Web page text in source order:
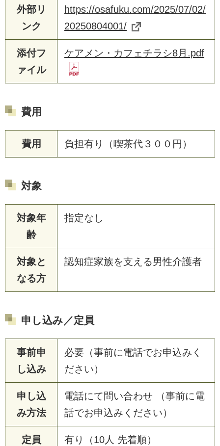
外部リ
ンク
https://osafuku.com/2025/07/02/
20250804001/
添付フ
ァイル
ケアメン・カフェチラシ8月.pdf
費用
費用 負担有り（喫茶代３００円）
対象
対象年
齢
指定なし
対象と
なる方
認知症家族を支える男性介護者
申し込み／定員
事前申
し込み
必要（事前に電話でお申込みく
ださい）
申し込
み方法
電話にて問い合わせ （事前に電
話でお申込みください）
定員 有り（10人 先着順）